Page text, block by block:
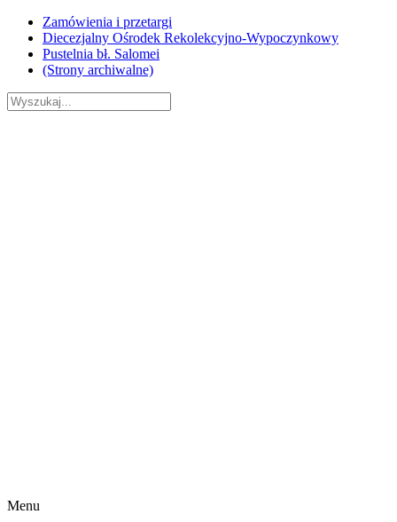
Skip
content
Zamówienia i przetargi
Diecezjalny Ośrodek Rekolekcyjno-Wypoczynkowy
Pustelnia bł. Salomei
(Strony archiwalne)
Menu